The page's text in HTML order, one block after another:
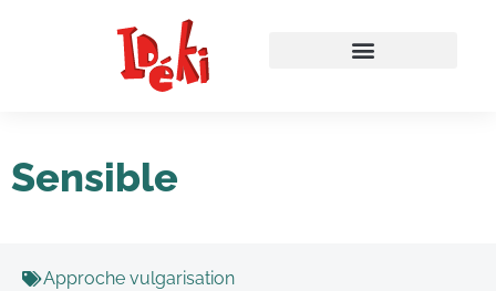
Sensible
Approche vulgarisation